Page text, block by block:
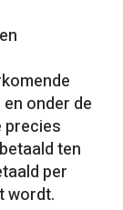
onder de
precies
ten
per
wordt.